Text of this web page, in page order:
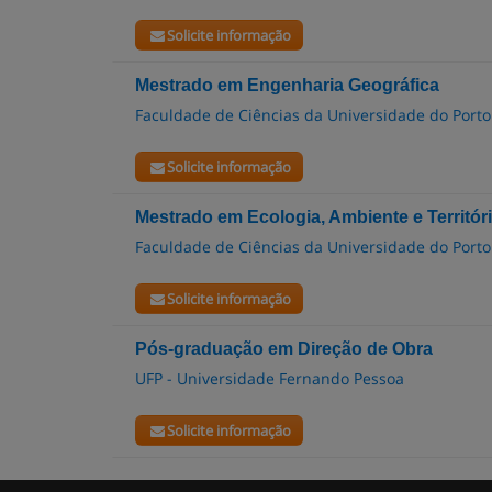
Solicite informação
Mestrado em Engenharia Geográfica
Faculdade de Ciências da Universidade do Porto
Solicite informação
Mestrado em Ecologia, Ambiente e
Faculdade de Ciências da Universidade do Porto
Solicite informação
Pós-graduação em Direção de Obra
UFP - Universidade Fernando Pessoa
Solicite informação